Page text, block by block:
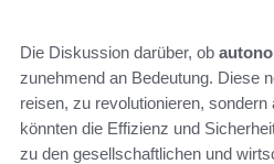
Die Diskussion darüber, ob
zunehmend an Bedeutung. Diese
reisen, zu revolutionieren,
könnten die Effizienz und
zu den gesellschaftlichen und